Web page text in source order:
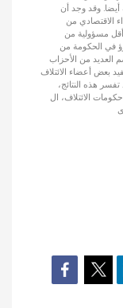
أيضا. وقد وجد أن
الاقتصادي من
مسؤولية من
في الحكومة من
العديد من الأحزاب
بعض أعضاء الائتلاف
تفسر هذه النتائج،
الائتلاف، ال